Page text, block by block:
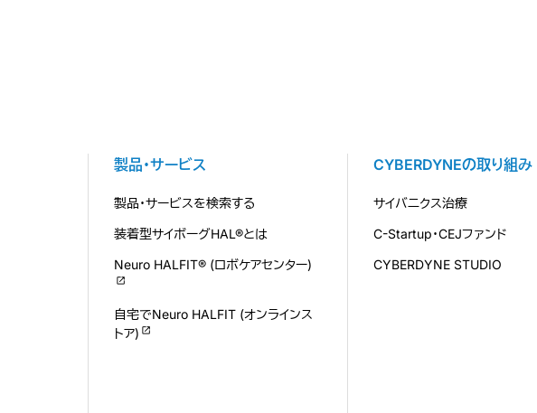
製品・サービス
製品・サービスを検索する
装着型サイボーグHAL®とは
Neuro HALFIT® (ロボケアセンター)
自宅でNeuro HALFIT (オンラインス
トア)
CYBERDYNEの取り組み
サイバニクス治療
C-Startup・CEJファンド
CYBERDYNE STUDIO